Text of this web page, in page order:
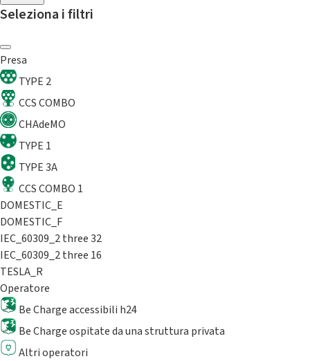
Seleziona i filtri
Presa
TYPE 2
CCS COMBO
CHAdeMO
TYPE 1
TYPE 3A
CCS COMBO 1
DOMESTIC_E
DOMESTIC_F
IEC_60309_2 three 32
IEC_60309_2 three 16
TESLA_R
Operatore
Be Charge accessibili h24
Be Charge ospitate da una struttura privata
Altri operatori